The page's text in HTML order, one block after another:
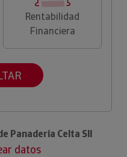
Rentabilidad
Financiera
Panaderia Celta Sll
datos